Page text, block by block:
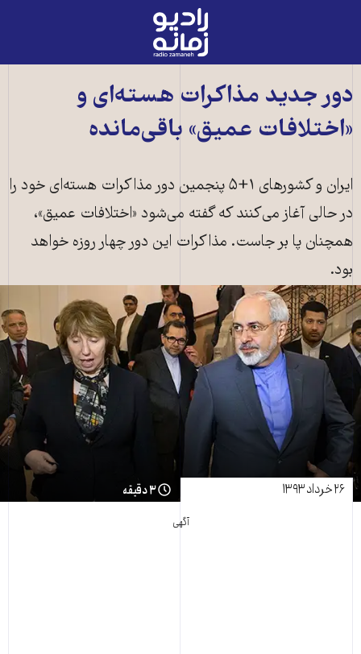
رادیو
زمانه
به
صفحه
اصلی
دور جدید مذاکرات هسته‌ای و
«اختلافات عمیق» باقی‌مانده
ایران و کشورهای ۱+۵ پنجمین دور مذاکرات هسته‌ای خود را
در حالی آغاز می‌کنند که گفته می‌شود «اختلافات عمیق»،
همچنان پا بر جاست. مذاکرات این دور چهار روزه خواهد
بود.
۲۶ خرداد ۱۳۹۳ ۳ دقیقه
آگهی